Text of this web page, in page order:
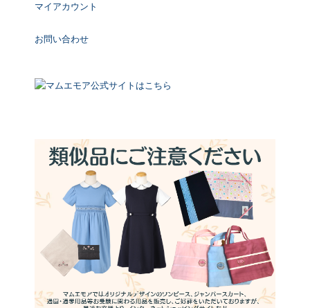
マイアカウント
お問い合わせ
マムエモア公式サイトはこちら